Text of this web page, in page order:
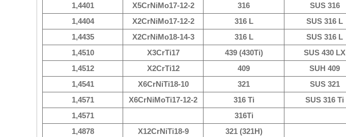
1,4401
X5CrNiMo17-12-2 316 SUS 316
1,4404
X2CrNiMo17-12-2 316 L
SUS 316 L
1,4435
X2CrNiMo18-14-3 316 L SUS 316 L
1,4510
X3CrTi17 439 (430Ti) SUS 430 LX
1,4512
X2CrTi12 409
SUH 409
1,4541
X6CrNiTi18-10 321 SUS 321
1,4571
X6CrNiMoTi17-12-2 316 Ti SUS 316 Ti
1,4571
316Ti
1,4878
X12CrNiTi18-9 321 (321Н)